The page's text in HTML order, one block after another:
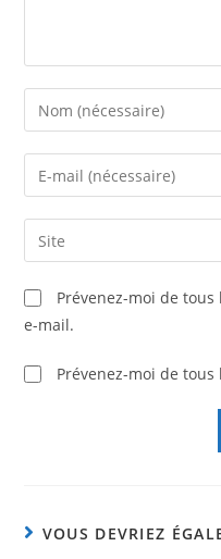
Prévenez-moi de
e-mail.
Prévenez-moi de
VOUS DEVRIEZ